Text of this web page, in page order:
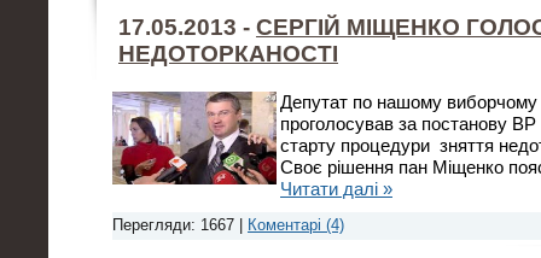
17.05.2013 - СЕРГІЙ МІЩЕНКО
НЕДОТОРКАНОСТІ
Депутат по нашому виборчому
проголосував за постанову
старту процедури зняття
Своє рішення пан Міщенко
Читати далі »
Перегляди: 1667 | Коментарі (4)